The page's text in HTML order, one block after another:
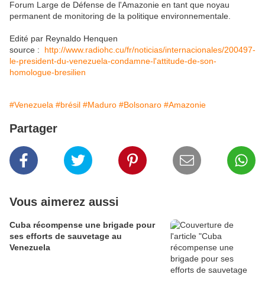
Forum Large de Défense de l'Amazonie en tant que noyau
permanent de monitoring de la politique environnementale.
Edité par Reynaldo Henquen
source : http://www.radiohc.cu/fr/noticias/internacionales/200497-
le-president-du-venezuela-condamne-l'attitude-de-son-
homologue-bresilien
#Venezuela #brésil #Maduro #Bolsonaro #Amazonie
Partager
Vous aimerez aussi
Cuba récompense une brigade pour
ses efforts de sauvetage au
Venezuela